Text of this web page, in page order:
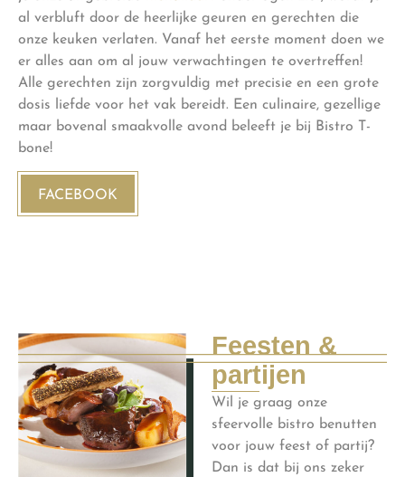
al verbluft door de heerlijke geuren en gerechten die
onze keuken verlaten. Vanaf het eerste moment doen we
er alles aan om al jouw verwachtingen te overtreffen!
Alle gerechten zijn zorgvuldig met precisie en een grote
dosis liefde voor het vak bereidt. Een culinaire, gezellige
maar bovenal smaakvolle avond beleeft je bij Bistro T-
bone!
FACEBOOK
Feesten &
partijen
Wil je graag onze
sfeervolle bistro benutten
voor jouw feest of partij?
Dan is dat bij ons zeker